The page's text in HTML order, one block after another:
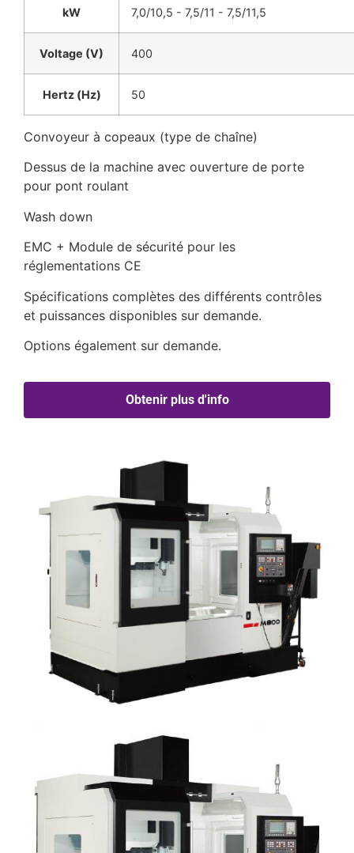
kW 7,0/10,5 - 7,5/11 - 7,5/11,5
Voltage (V) 400
Hertz (Hz) 50
Convoyeur à copeaux (type de chaîne)
Dessus de la machine avec ouverture de porte
pour pont roulant
Wash down
EMC + Module de sécurité pour les
réglementations CE
Spécifications complètes des différents contrôles
et puissances disponibles sur demande.
Options également sur demande.
Obtenir plus d'info